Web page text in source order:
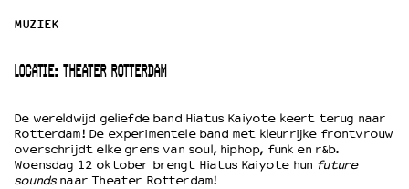
Wat we doen
Wie is wie
Word vriend
Historie
Partners
MUZIEK
LOCATIE: THEATER ROTTERDAM
De wereldwijd geliefde band Hiatus Kaiyote keert terug naar
Rotterdam! De experimentele band met kleurrijke frontvrouw
overschrijdt elke grens van soul, hiphop, funk en r&b.
Woensdag 12 oktober brengt Hiatus Kaiyote hun future
soundsnaar Theater Rotterdam!